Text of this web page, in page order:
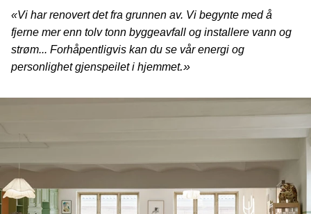
«Vi har renovert det fra grunnen av. Vi begynte med å
fjerne mer enn tolv tonn byggeavfall og installere vann og
strøm... Forhåpentligvis kan du se vår energi og
personlighet gjenspeilet i hjemmet.»